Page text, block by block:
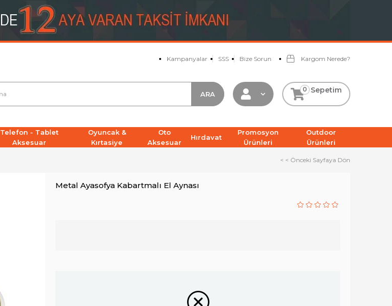
Kampanyalar SSS Bize Sorun Kargom Nerede?
Sepetim
0
Telefon - Tablet
Aksesuar
Oyuncak &
Kırtasiye
Oto
Aksesuar
Hırdavat
Promosyon
Ürünleri
Outdoor
Ürünleri
< < Önceki Sayfaya Dön
Metal Ayasofya Kabartmalı El Aynası